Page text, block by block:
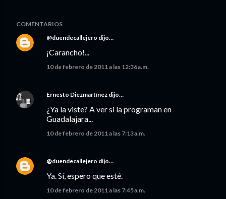
COMENTARIOS
@duendecallejero dijo…
¡Carancho!...
10 de febrero de 2011 a las 12:36 a.m.
Ernesto Diezmartínez dijo…
¿Ya la viste? A ver si la programan en
Guadalajara...
10 de febrero de 2011 a las 7:13 a.m.
@duendecallejero dijo…
Ya. Sí, espero que esté.
10 de febrero de 2011 a las 7:45 a.m.